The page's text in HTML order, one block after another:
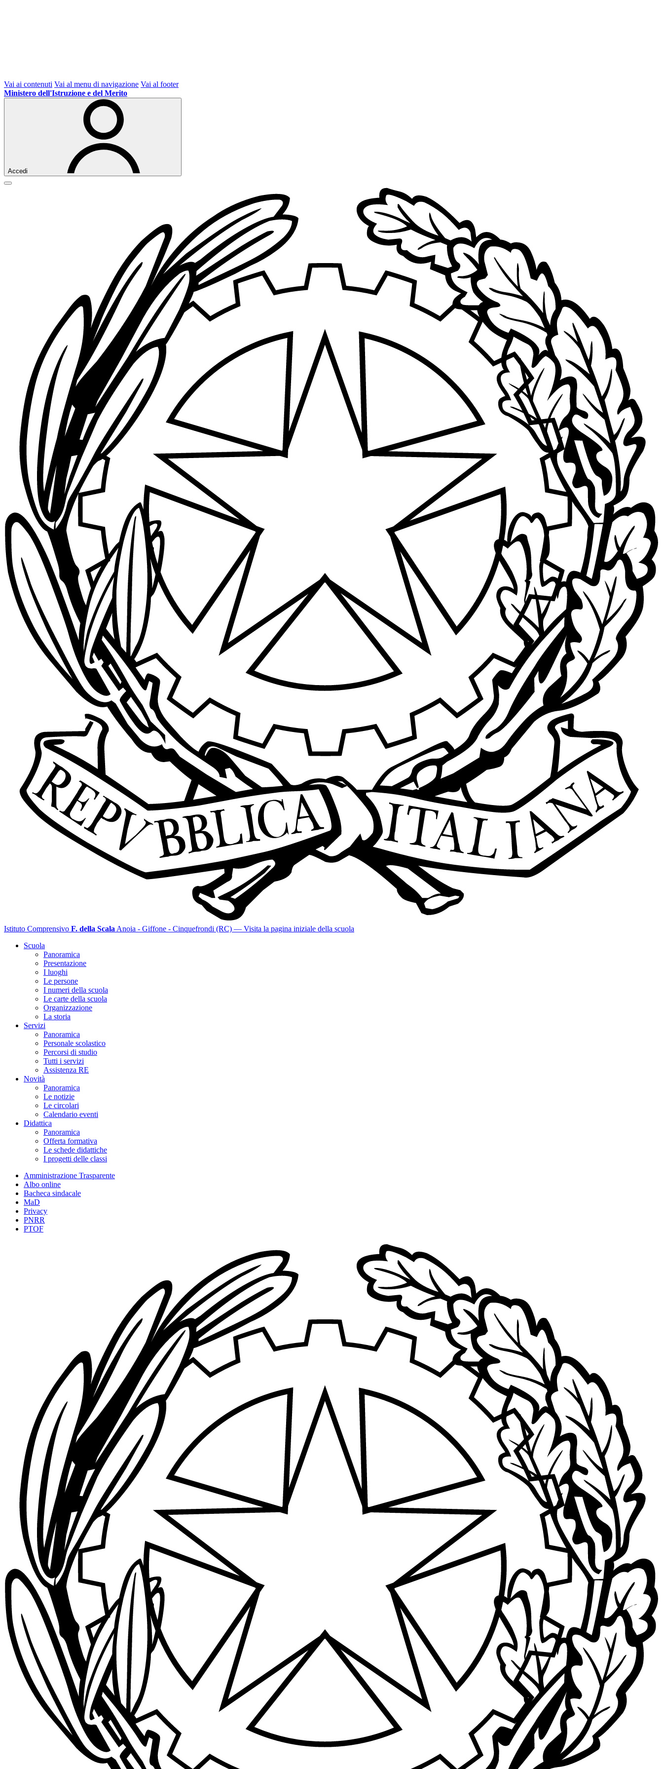
Vai ai contenuti Vai al menu di navigazione Vai al footer
Ministero dell'Istruzione e del Merito
Accedi
Istituto Comprensivo F. della Scala Anoia - Giffone - Cinquefrondi (RC) — Visita la pagina iniziale della scuola
Scuola
Panoramica
Presentazione
I luoghi
Le persone
I numeri della scuola
Le carte della scuola
Organizzazione
La storia
Servizi
Panoramica
Personale scolastico
Percorsi di studio
Tutti i servizi
Assistenza RE
Novità
Panoramica
Le notizie
Le circolari
Calendario eventi
Didattica
Panoramica
Offerta formativa
Le schede didattiche
I progetti delle classi
Amministrazione Trasparente
Albo online
Bacheca sindacale
MaD
Privacy
PNRR
PTOF